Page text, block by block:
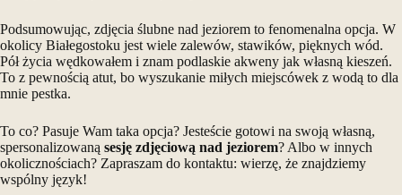
Podsumowując, zdjęcia ślubne nad jeziorem to fenomenalna opcja. W
okolicy Białegostoku jest wiele zalewów, stawików, pięknych wód.
Pół życia wędkowałem i znam podlaskie akweny jak własną kieszeń.
To z pewnością atut, bo wyszukanie miłych miejscówek z wodą to dla
mnie pestka.
To co? Pasuje Wam taka opcja? Jesteście gotowi na swoją własną,
spersonalizowaną sesję zdjęciową nad jeziorem? Albo w innych
okolicznościach? Zapraszam do kontaktu: wierzę, że znajdziemy
wspólny język!